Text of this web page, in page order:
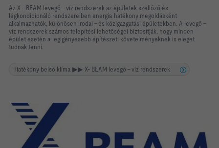
Az X - BEAM levegő - víz rendszerek az épületek szellőző és
légkondicionáló rendszereiben energia hatékony megoldásként
alkalmazhatók, különösen irodai - és közigazgatási épületekben. A levegő -
víz rendszerek számos telepítési lehetőségei biztosítják, hogy minden
épület esetén a legigényesebb építészeti követelményeknek is eleget
tudnak tenni.
Hatékony belső klíma ▶▶ X- BEAM levegő – víz rendszerek